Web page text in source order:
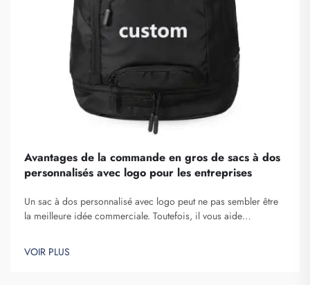
Avantages de la commande en gros de sacs à dos
personnalisés avec logo pour les entreprises
Un sac à dos personnalisé avec logo peut ne pas sembler être
la meilleure idée commerciale. Toutefois, il vous aide
articles afin de renforcer la notoriété de la marque. Vous savez,
VOIR PLUS